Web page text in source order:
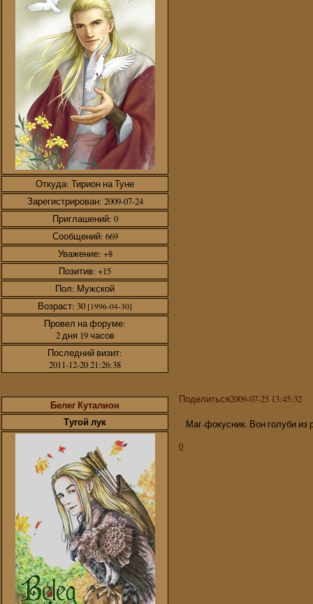
Откуда: Тирион на Туне
Зарегистрирован: 2009-07-24
Приглашений: 0
Сообщений: 669
Уважение: +8
Позитив: +15
Пол: Мужской
Возраст: 30 [1996-04-30]
Провел на форуме:
2 дня 19 часов
Последний визит:
2011-12-20 21:26:38
Поделиться2009-07-25 13:45:32
Белег Куталион
Тугой лук
Маг-фокусник. Вон голуби из
0